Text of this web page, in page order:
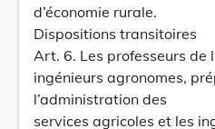
d’économie rurale.
Dispositions transitoires
Art. 6. Les professeurs de
ingénieurs agronomes,
l’administration des
services agricoles et les